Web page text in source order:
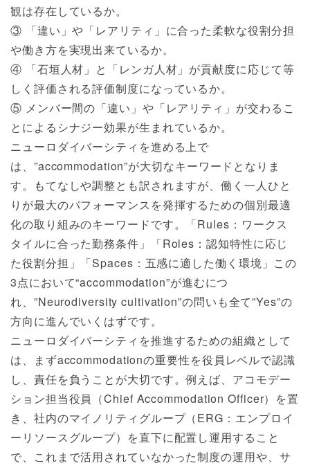
観は存在しているか。
③ 「違い」や「レアリティ」に合った柔軟な役割分担
や働き方を実現出来ているか。
④ 「石垣人材」と「レンガ人材」が貢献度に応じて等
しく評価される評価制度になっているか。
⑤ メンバー間の「違い」や「レアリティ」が交わるこ
とによるシナジー効果が生まれているか。
ニューロダイバーシティを進める上で
は、”accommodation”が大切なキーワードとなりま
す。もてなしや調整とも訳されますが、働く一人ひと
りが最大のパフォーマンスを発揮するための個別最適
化の取り組みのキーワードです。「Rules：ワークス
タイルに合った勤務条件」「Roles：認知特性に応じ
た役割分担」「Spaces：五感に適した働く環境」この
3点において“accommodation”が進むにつ
れ、”Neurodiversity cultivation”の問いも全て”Yes”の
方向に進んでいくはずです。
ニューロダイバーシティを推進するための組織として
は、まずaccommodationの重要性を役員レベルで認識
し、責任を負うことが大切です。例えば、アコモデー
ション担当役員（Chief Accommodation Officer）を置
き、社内のマイノリティグループ（ERG：エンプロイ
ーリソースグループ）を直下に配置し運用すること
で、これまで活用されていなかった制度の運用や、サ